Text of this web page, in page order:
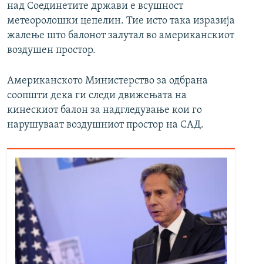
над Соединетите држави е всушност
метеоролошки цепелин. Тие исто така изразија
жалење што балонот залутал во американскиот
воздушен простор.
Американското Министерство за одбрана
соопшти дека ги следи движењата на
кинескиот балон за надгледување кои го
нарушуваат воздушниот простор на САД.